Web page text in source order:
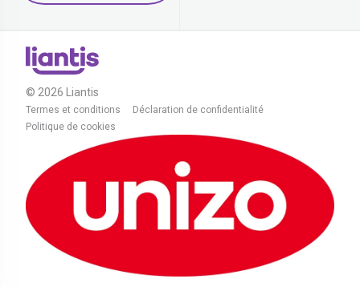
© 2026 Liantis
Termes et conditions
Déclaration de confidentialité
Politique de cookies